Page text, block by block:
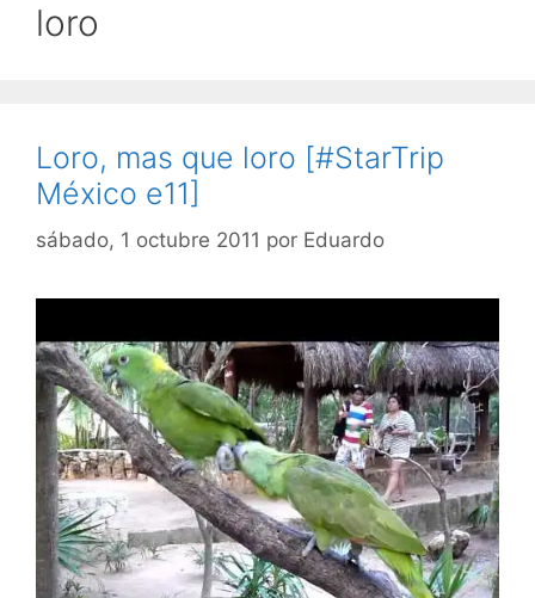
loro
Loro, mas que loro [#StarTrip
México e11]
sábado, 1 octubre 2011 por Eduardo